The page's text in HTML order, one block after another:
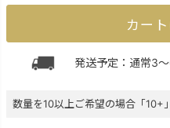
カー
発送予定：通常3
数量を10以上ご希望の場合「10+